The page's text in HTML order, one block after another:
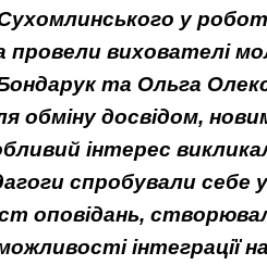
у
провели вихователі
та Ольга
обміну досвідом,
інтерес
спробували себе
оповідань,
інтеграції